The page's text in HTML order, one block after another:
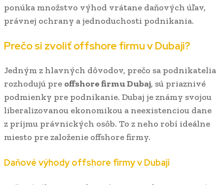
ponúka množstvo výhod vrátane daňových úľav,
právnej ochrany a jednoduchosti podnikania.
Prečo si zvoliť offshore firmu v Dubaji?
Jedným z hlavných dôvodov, prečo sa podnikatelia
rozhodujú pre offshore firmu Dubaj, sú priaznivé
podmienky pre podnikanie. Dubaj je známy svojou
liberalizovanou ekonomikou a neexistenciou dane
z príjmu právnických osôb. To z neho robí ideálne
miesto pre založenie offshore firmy.
Daňové výhody offshore firmy v Dubaji